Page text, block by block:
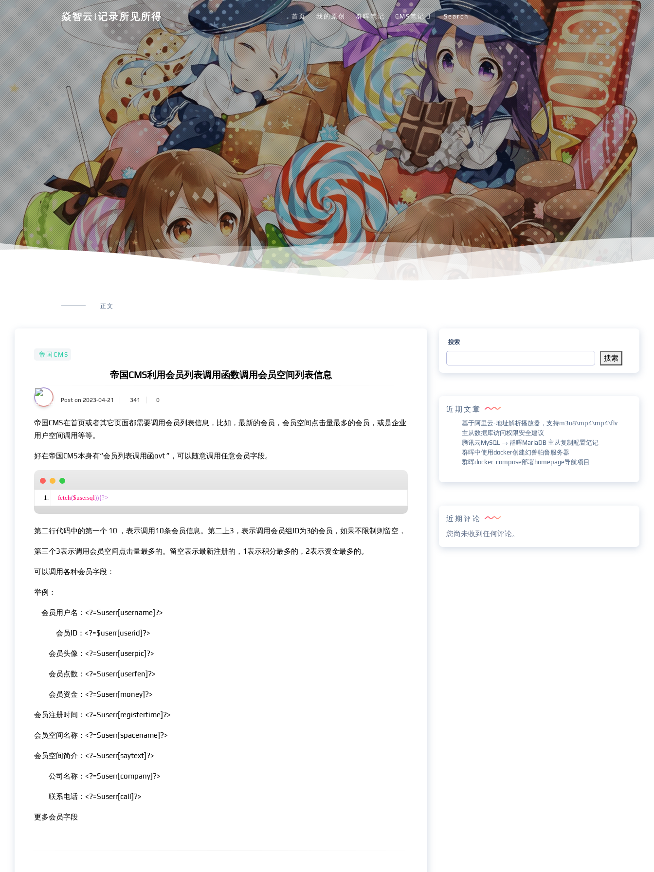
焱智云|记录所见所得 首页 我的原创 群晖笔记 CMS笔记 Search
正文
帝国CMS
帝国CMS利用会员列表调用函数调用会员空间列表信息
Post on 2023-04-21 341 0
帝国CMS在首页或者其它页面都需要调用会员列表信息，比如，最新的会员，会员空间点击量最多的会员，或是企业
用户空间调用等等。
好在帝国CMS本身有“会员列表调用函ovt ”，可以随意调用任意会员字段。
fetch($usersql)){?>
第二行代码中的第一个 10 ，表示调用10条会员信息。第二上3，表示调用会员组ID为3的会员，如果不限制则留空，
第三个3表示调用会员空间点击量最多的。留空表示最新注册的，1表示积分最多的，2表示资金最多的。
可以调用各种会员字段：
举例：
会员用户名：<?=$userr[username]?>
会员ID：<?=$userr[userid]?>
会员头像：<?=$userr[userpic]?>
会员点数：<?=$userr[userfen]?>
会员资金：<?=$userr[money]?>
会员注册时间：<?=$userr[registertime]?>
会员空间名称：<?=$userr[spacename]?>
会员空间简介：<?=$userr[saytext]?>
公司名称：<?=$userr[company]?>
联系电话：<?=$userr[call]?>
更多会员字段
搜索
搜索
近期文章
基于阿里云-地址解析播放器，支持m3u8\mp4\mp4\flv
主从数据库访问权限安全建议
腾讯云MySQL → 群晖MariaDB 主从复制配置笔记
群晖中使用docker创建幻兽帕鲁服务器
群晖docker-compose部署homepage导航项目
近期评论
您尚未收到任何评论。